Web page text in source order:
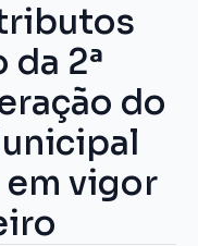
da 2ª
do
em vigor